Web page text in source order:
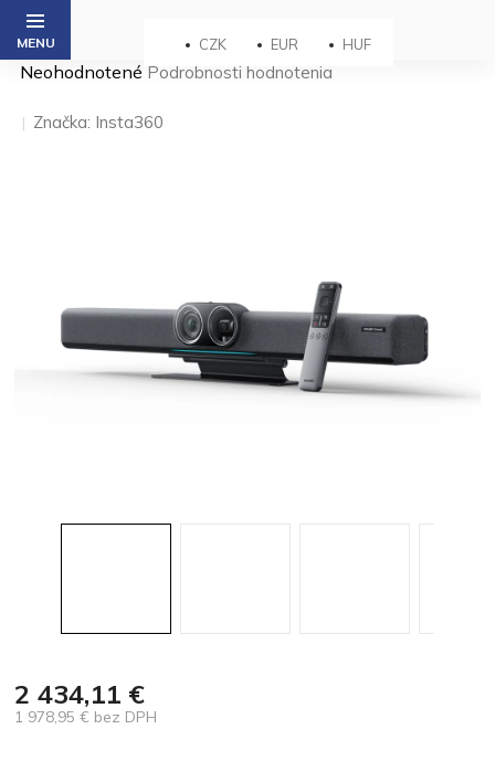
Prejsť
obsah
CZK EUR HUF
Priemerné
produktu
je
Neohodnotené Podrobnosti hodnotenia
Značka: Insta360
2 434,11 €
1 978,95 € bez DPH